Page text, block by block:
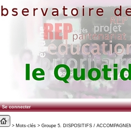
Se connecter
> Mots-clés > Groupe 5. DISPOSITIFS /